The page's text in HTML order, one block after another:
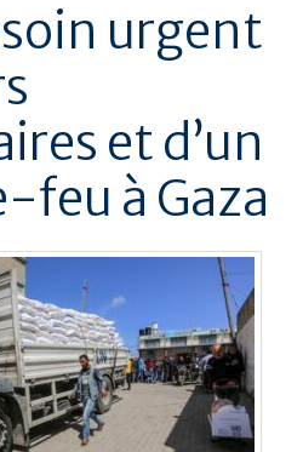
urgent
et d’un
feu à Gaza